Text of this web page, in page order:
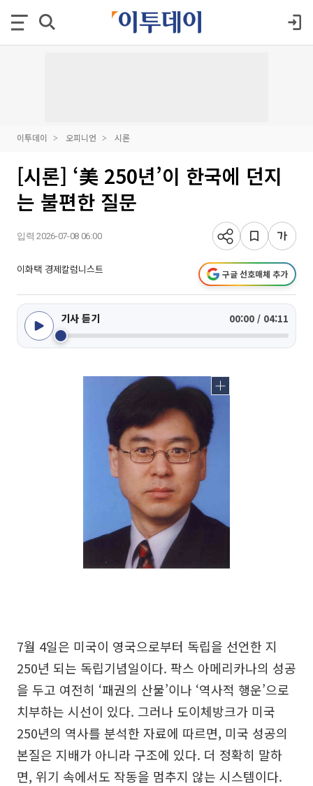
이투데이 오피니언 시론
[시론] ‘美 250년’이 한국에 던지
는 불편한 질문
입력 2026-07-08 06:00
이화택 경제칼럼니스트 구글 선호매체 추가
기사 듣기 00:00 / 04:11
7월 4일은 미국이 영국으로부터 독립을 선언한 지
250년 되는 독립기념일이다. 팍스 아메리카나의 성공
을 두고 여전히 ‘패권의 산물’이나 ‘역사적 행운’으로
치부하는 시선이 있다. 그러나 도이체방크가 미국
250년의 역사를 분석한 자료에 따르면, 미국 성공의
본질은 지배가 아니라 구조에 있다. 더 정확히 말하
면, 위기 속에서도 작동을 멈추지 않는 시스템이다.